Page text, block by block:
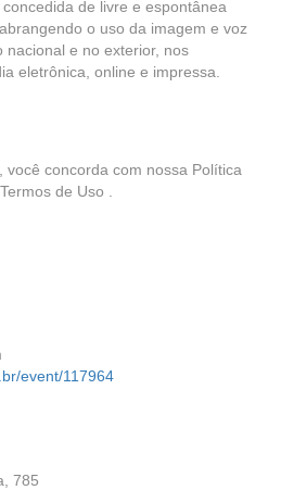
de livre e espontânea
o uso da imagem e voz
nacional e no exterior, nos
eletrônica, online e impressa.
você concorda com nossa Política
de Uso .
event/117964
785